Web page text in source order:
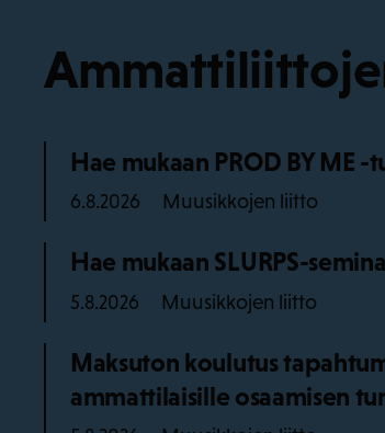
Hae mukaan PROD BY ME
6.8.2026 Muusikkojen liitto
Hae mukaan SLURPS-
5.8.2026 Muusikkojen liitto
Maksuton koulutus
ammattilaisille osaamisen